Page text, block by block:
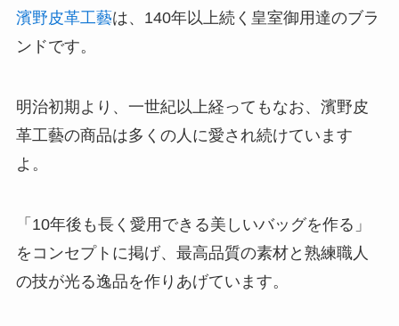
濱野皮革工藝は、140年以上続く皇室御用達のブラ
ンドです。
明治初期より、一世紀以上経ってもなお、濱野皮
革工藝の商品は多くの人に愛され続けています
よ。
「10年後も長く愛用できる美しいバッグを作る」
をコンセプトに掲げ、最高品質の素材と熟練職人
の技が光る逸品を作りあげています。